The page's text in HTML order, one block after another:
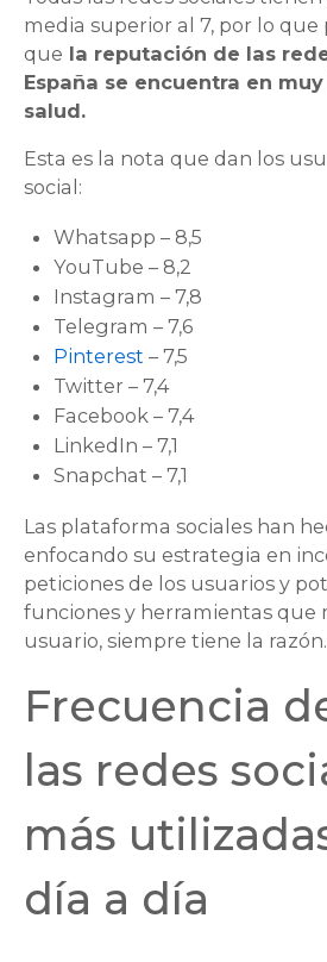
media superior al 7, por lo
que la reputación de las
España se encuentra en
salud.
Esta es la nota que dan los
social:
Whatsapp – 8,5
YouTube – 8,2
Instagram – 7,8
Telegram – 7,6
Pinterest – 7,5
Twitter – 7,4
Facebook – 7,4
LinkedIn – 7,1
Snapchat – 7,1
Las plataforma sociales han
enfocando su estrategia en
peticiones de los usuarios y
funciones y herramientas que
usuario, siempre tiene la razón.
Frecuencia
las redes
más
día a día